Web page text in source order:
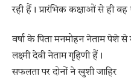
रही हैं। प्रारंभिक कक्षाओं से ही वह
वर्षा के पिता मनमोहन नेताम पेशे से
लक्ष्मी देवी नेताम
सफलता पर दोनों ने खुशी जाहिर